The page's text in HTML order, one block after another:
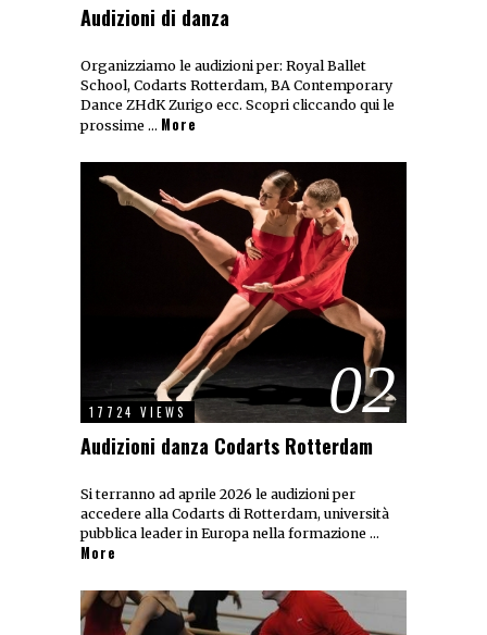
Audizioni di danza
Organizziamo le audizioni per: Royal Ballet
School, Codarts Rotterdam, BA Contemporary
Dance ZHdK Zurigo ecc. Scopri cliccando qui le
prossime … More
02
17724 VIEWS
Audizioni danza Codarts Rotterdam
Si terranno ad aprile 2026 le audizioni per
accedere alla Codarts di Rotterdam, università
pubblica leader in Europa nella formazione …
More